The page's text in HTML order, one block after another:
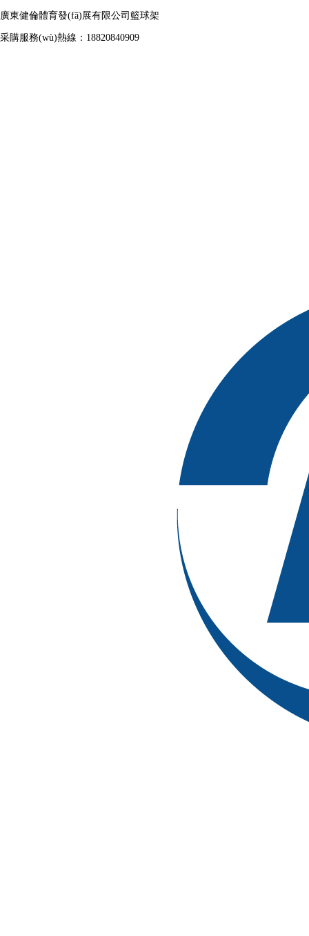
廣東健倫體育發(fā)展有限公司籃球架
采購服務(wù)熱線：18820840909